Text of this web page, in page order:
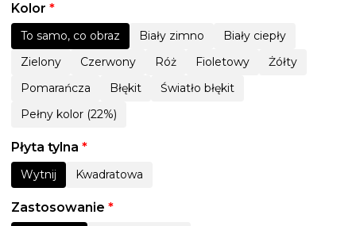
Kolor *
To samo, co obraz Biały zimno
Biały ciepły
Zielony
Czerwony Róż Fioletowy
Żółty
Pomarańcza
Błękit
Światło błękit
Pełny kolor (22%)
Płyta tylna *
Wytnij Kwadratowa
Zastosowanie *